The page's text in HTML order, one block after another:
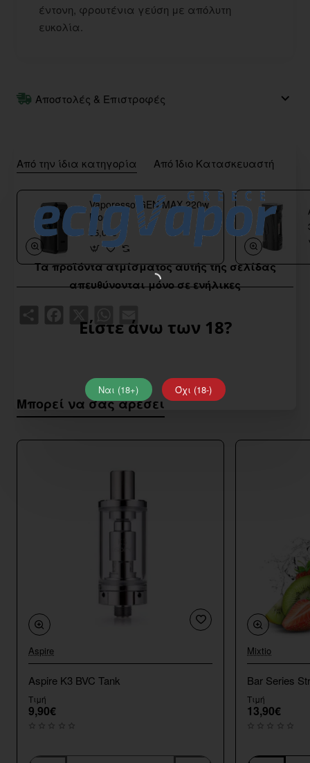
Τα προϊόντα ατμίσματος αυτής της σελίδας
απευθύνονται μόνο σε ενήλικες
Είστε άνω των 18?
Ναι (18+) Όχι (18-)
έντονη, φρουτένια γεύση με απόλυτη
ευκολία.
Αποστολές & Επιστροφές
Από την ίδια κατηγορία Από Ίδιο Κατασκευαστή
Vaporesso GEN MAX 220w
Mod
55,00€
Μπορεί να σας αρέσει
Aspire
Aspire K3 BVC Tank
Τιμή
9,90€
Mixtio
Bar Series
Τιμή
13,90€